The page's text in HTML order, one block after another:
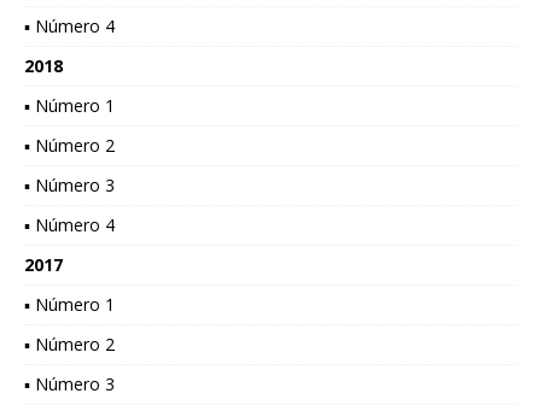
▪ Número 4
2018
▪ Número 1
▪ Número 2
▪ Número 3
▪ Número 4
2017
▪ Número 1
▪ Número 2
▪ Número 3